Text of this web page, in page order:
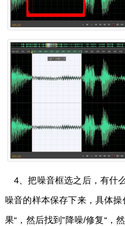
4、把噪音框选之后，有什
噪音的样本保存下来，具体
果“，然后找到”降噪/修复“，